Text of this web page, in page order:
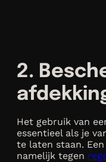
2.
Het gebruik van
essentieel als je
te laten staan.
namelijk tegen